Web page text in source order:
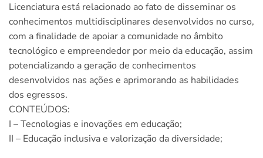
Licenciatura está relacionado ao fato de disseminar os
conhecimentos multidisciplinares desenvolvidos no curso,
com a finalidade de apoiar a comunidade no âmbito
tecnológico e empreendedor por meio da educação, assim
potencializando a geração de conhecimentos
desenvolvidos nas ações e aprimorando as habilidades
dos egressos.
CONTEÚDOS:
I – Tecnologias e inovações em educação;
II – Educação inclusiva e valorização da diversidade;